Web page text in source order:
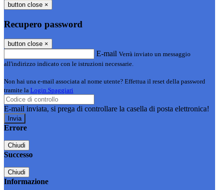
button close ×
Recupero password
button close ×
E-mail Verrà inviato un messaggio
all'indirizzo indicato con le istruzioni necessarie.
Non hai una e-mail associata al nome utente? Effettua il reset della password
tramite la Login Spaggiari
E-mail inviata, si prega di controllare la casella di posta elettronica!
Errore
Chiudi
Successo
Chiudi
Informazione